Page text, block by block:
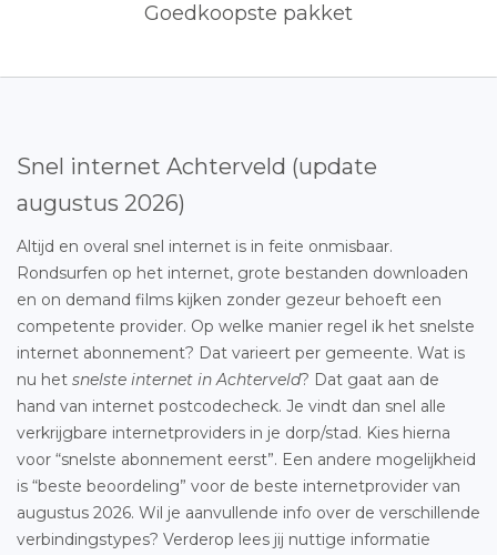
Goedkoopste pakket
Snel internet Achterveld (update
augustus 2026)
Altijd en overal snel internet is in feite onmisbaar.
Rondsurfen op het internet, grote bestanden downloaden
en on demand films kijken zonder gezeur behoeft een
competente provider. Op welke manier regel ik het snelste
internet abonnement? Dat varieert per gemeente. Wat is
nu het snelste internet in Achterveld? Dat gaat aan de
hand van internet postcodecheck. Je vindt dan snel alle
verkrijgbare internetproviders in je dorp/stad. Kies hierna
voor “snelste abonnement eerst”. Een andere mogelijkheid
is “beste beoordeling” voor de beste internetprovider van
augustus 2026. Wil je aanvullende info over de verschillende
verbindingstypes? Verderop lees jij nuttige informatie